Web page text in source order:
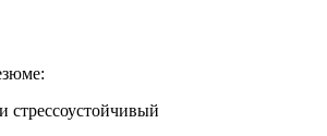
стрессоустойчивый